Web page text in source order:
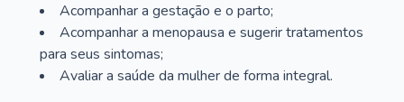
Acompanhar a gestação e o parto;
Acompanhar a menopausa e sugerir tratamentos
para seus sintomas;
Avaliar a saúde da mulher de forma integral.